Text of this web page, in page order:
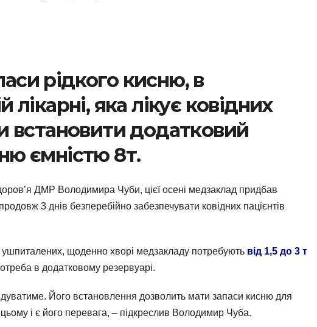
рідкого кисню, в
лікарні, яка лікує ковідних
встановити додатковий
ємністю 8т.
ДМР Володимира Чуби, цієї осені медзаклад придбав
3 днів безперебійно забезпечувати ковідних пацієнтів
ушпиталених, щоденно хворі медзакладу потребують від 1,5 до 3 т
в додатковому резервуарі.
Його встановлення дозволить мати запаси кисню для
і є його перевага, – підкреслив Володимир Чуба.